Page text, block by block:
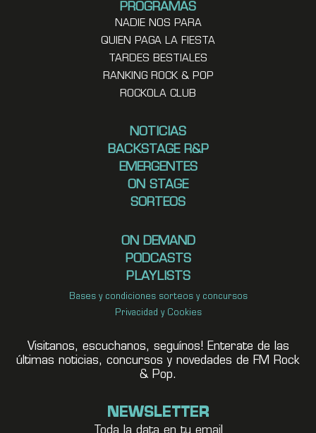
PROGRAMAS
NADIE NOS PARA
QUIEN PAGA LA FIESTA
TARDES BESTIALES
RANKING ROCK & POP
ROCKOLA CLUB
NOTICIAS
BACKSTAGE R&P
EMERGENTES
ON STAGE
SORTEOS
ON DEMAND
PODCASTS
PLAYLISTS
Bases y condiciones sorteos y concursos
Privacidad y Cookies
Visitanos, escuchanos, seguínos! Enterate de las
últimas noticias, concursos y novedades de FM Rock
& Pop.
NEWSLETTER
Toda la data en tu email